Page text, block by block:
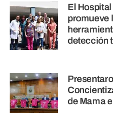
El
promueve
detección
de Mama